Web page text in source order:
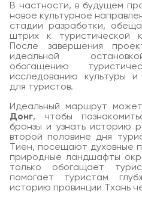
В частности, в будущем
новое культурное
стадии разработки,
штрих к туристической
После завершения
идеальной
обогащению
исследованию культуры
для туристов.
Идеальный маршрут
Донг, чтобы
бронзы и узнать историю
второй половине дня
Тиен, посещают духовные
природные ландшафты
только обогащает
помогает туристам
историю провинции Тхань